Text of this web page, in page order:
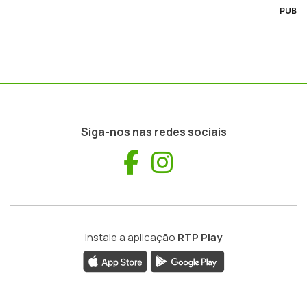
PUB
Siga-nos nas redes sociais
Facebook
Instale a aplicação RTP Play